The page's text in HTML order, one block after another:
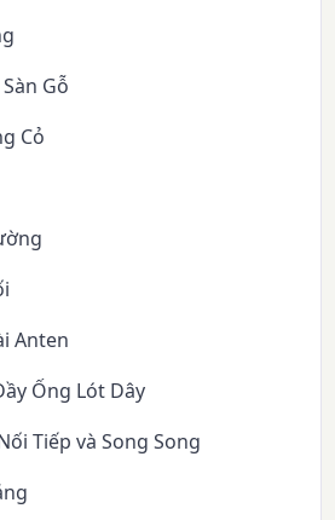
Gỗ
Cỏ
Anten
Ống Lót Dây
Tiếp và Song Song